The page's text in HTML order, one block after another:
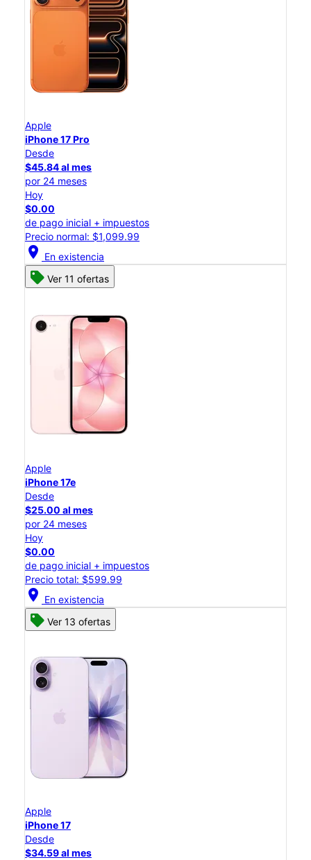
Apple
iPhone 17 Pro
Desde
$45.84 al mes
por 24 meses
Hoy
$0.00
de pago inicial + impuestos
Precio normal: $1,099.99
location_on En existencia
Ver 11 ofertas
Apple
iPhone 17e
Desde
$25.00 al mes
por 24 meses
Hoy
$0.00
de pago inicial + impuestos
Precio total: $599.99
location_on En existencia
Ver 13 ofertas
Apple
iPhone 17
Desde
$34.59 al mes